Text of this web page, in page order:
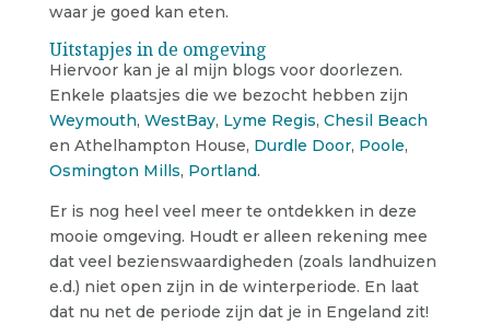
waar je goed kan eten.
Uitstapjes in de omgeving
Hiervoor kan je al mijn blogs voor doorlezen.
Enkele plaatsjes die we bezocht hebben zijn
Weymouth, WestBay, Lyme Regis, Chesil Beach
en Athelhampton House, Durdle Door, Poole,
Osmington Mills, Portland.
Er is nog heel veel meer te ontdekken in deze
mooie omgeving. Houdt er alleen rekening mee
dat veel bezienswaardigheden (zoals landhuizen
e.d.) niet open zijn in de winterperiode. En laat
dat nu net de periode zijn dat je in Engeland zit!